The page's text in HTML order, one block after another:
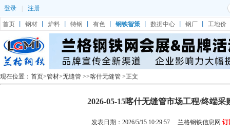
登录 注册
首页 钢材 炉料 特钢 有色 钢铁智策 数据中心 钢厂 工地价
现在位置： 首页>管材>无缝管 >>喀什无缝管 >正文
2026-05-15喀什无缝管市场工程/终端采
发表日期：2026/5/15 10:29:57 兰格钢铁信息网 订